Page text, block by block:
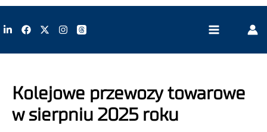
Kolejowe przewozy towarowe
w sierpniu 2025 roku